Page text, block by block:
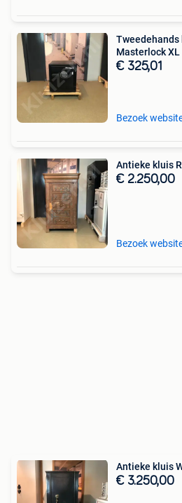
Masterlock XL
€ 325,01
Bezoek
Antieke kluis
€ 2.250,00
Bezoek
Antieke kluis
€ 3.250,00